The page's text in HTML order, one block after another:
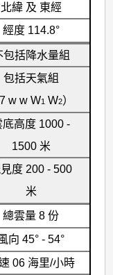
北緯 及 東經
經度 114.8°
包括降水量組
包括天氣組
7 w w W1 W2）
底高度 1000 -
1500 米
度 200 - 500
米
總雲量 8 份
向 45° - 54°
06 海里/小時